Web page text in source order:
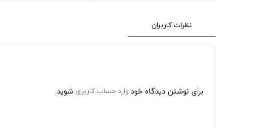
نظرات کاربران
برای نوشتن دیدگاه خود وارد حساب کاربری شوید.